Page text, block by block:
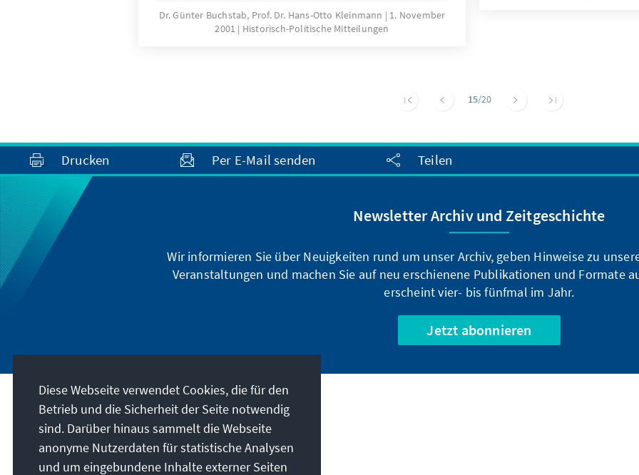
Uertz: Konservative Kulturkritik in der frühen
Bundesrepublik Deutschland. Die Abendländische
Schaad: „Eine gaullistische" Inszenierung: Zur Affäre
Dr. Günter Buchstab, Prof. Dr. Hans-Otto Kleinmann
1. November
2001
Historisch-Politische Mitteilungen
15/20
Drucken Per E-Mail senden Teilen
Newsletter Archiv und Zeitgeschichte
Wir informieren Sie über Neuigkeiten rund um unser Archiv, geben Hinweise zu
Veranstaltungen und machen Sie auf neu erschienene Publikationen und Formate
erscheint vier- bis fünfmal im Jahr.
Jetzt abonnieren
Besuchen Sie auch
Digitales Lernportal Adenauer Campus
Diese Webseite verwendet Cookies, die für den
Betrieb und die Sicherheit der Seite notwendig
sind. Darüber hinaus sammelt die Webseite
anonyme Nutzerdaten für statistische Analysen
und um eingebundene Inhalte externer Seiten